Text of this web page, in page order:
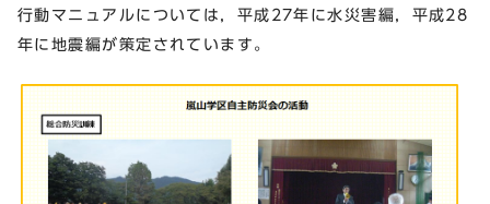
行動マニュアルについては，平成27年に水災害編，平成28
年に地震編が策定されています。